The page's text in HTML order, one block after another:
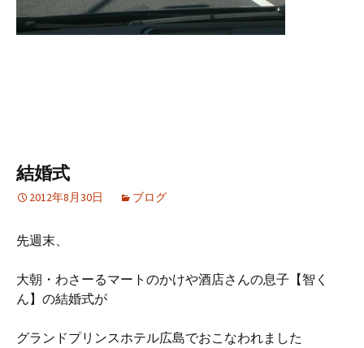
結婚式
2012年8月30日 ブログ
先週末、
大朝・わさーるマートのかけや酒店さんの息子【智く
ん】の結婚式が
グランドプリンスホテル広島でおこなわれました